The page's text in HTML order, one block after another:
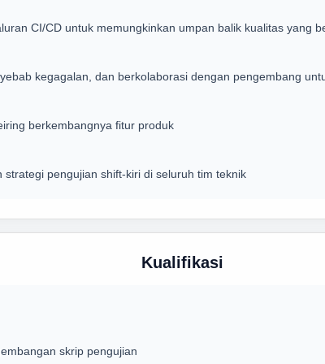
CI/CD untuk memungkinkan umpan balik kualitas yang
kegagalan, dan berkolaborasi dengan pengembang
berkembangnya fitur produk
pengujian shift-kiri di seluruh tim teknik
Kualifikasi
skrip pengujian